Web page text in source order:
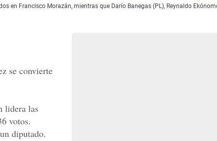
en Francisco Morazán, mientras que Darío Banegas (PL), Reynaldo
se convierte
lidera las
votos.
diputado.